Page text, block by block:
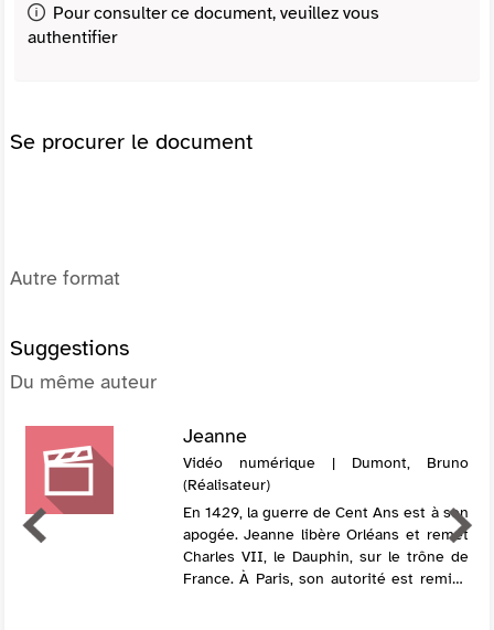
Pour consulter ce document, veuillez vous
authentifier
Se procurer le document
Autre format
Suggestions
Du même auteur
Jeanne
Vidéo numérique | Dumont, Bruno
(Réalisateur)
En 1429, la guerre de Cent Ans est à son
apogée. Jeanne libère Orléans et remet
Charles VII, le Dauphin, sur le trône de
France. À Paris, son autorité est remise